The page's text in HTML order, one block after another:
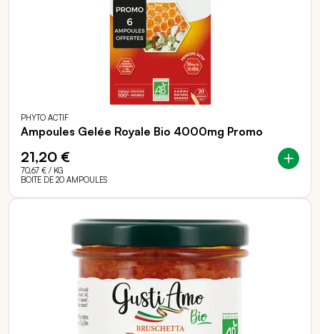
PHYTO ACTIF
Ampoules Gelée Royale Bio 4000mg Promo
21,20 €
70,67 € / KG
BOITE DE 20 AMPOULES